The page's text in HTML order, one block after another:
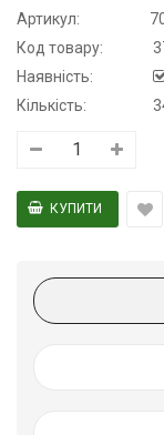
Артикул:
Код товару:
Наявність:
Кількість: